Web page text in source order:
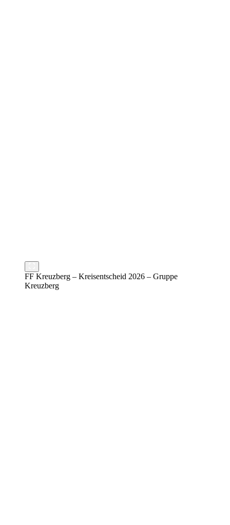
FF Kreuzberg – Kreisentscheid 2026 – Gruppe
Kreuzberg